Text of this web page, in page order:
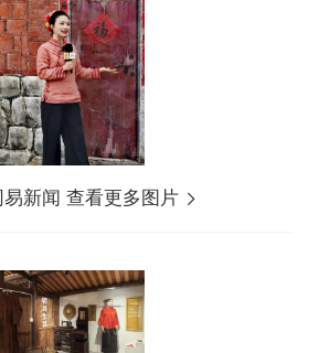
易新闻 查看更多图片